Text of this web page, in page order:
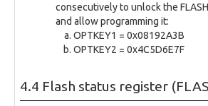
consecutively to unlock the
and allow programming it:
OPTKEY1 = 0x08192A3B
OPTKEY2 = 0x4C5D6E7F
4.4 Flash status register